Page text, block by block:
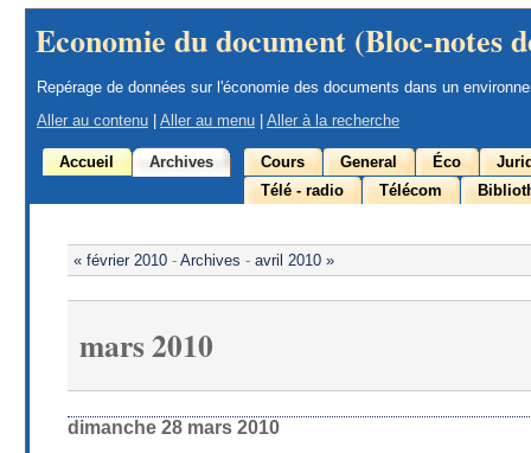
Economie du document (Bloc-notes
Repérage de données sur l'économie des documents dans un
Aller au contenu
Aller au menu Aller à la recherche
Accueil Archives Cours General Éco
Télé - radio
Télécom
« février 2010- Archives - avril 2010 »
mars 2010
dimanche 28 mars 2010